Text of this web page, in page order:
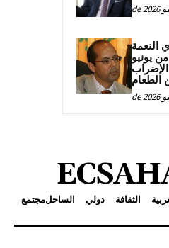
النعمة
يونيو
الطعام
الثقافة دولي الساحلمجتمع